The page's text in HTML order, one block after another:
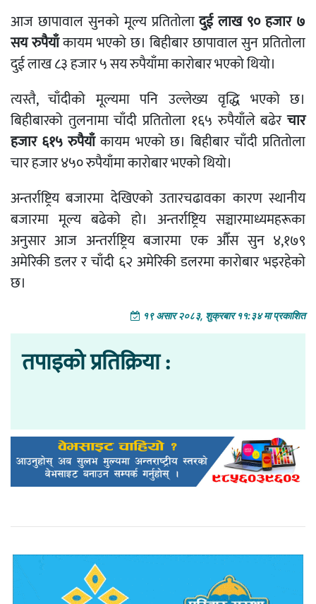
आज छापावाल सुनको मूल्य प्रतितोलादुई लाख ९० हजार ७
सय रुपैयाँकायम भएको छ। बिहीबार छापावाल सुन प्रतितोला
दुई लाख ८३ हजार ५ सय रुपैयाँमा कारोबार भएको थियो।
त्यस्तै, चाँदीको मूल्यमा पनि उल्लेख्य वृद्धि भएको छ।
बिहीबारको तुलनामा चाँदी प्रतितोला १६५ रुपैयाँले बढेरचार
हजार ६१५ रुपैयाँकायम भएको छ। बिहीबार चाँदी प्रतितोला
चार हजार ४५० रुपैयाँमा कारोबार भएको थियो।
अन्तर्राष्ट्रिय बजारमा देखिएको उतारचढावका कारण स्थानीय
बजारमा मूल्य बढेको हो। अन्तर्राष्ट्रिय सञ्चारमाध्यमहरूका
अनुसार आज अन्तर्राष्ट्रिय बजारमा एक औँस सुन ४,१७९
अमेरिकी डलर र चाँदी ६२ अमेरिकी डलरमा कारोबार भइरहेको
छ।
१९ असार २०८३, शुक्रबार ११:३४ मा प्रकाशित
तपाइको प्रतिक्रिया :